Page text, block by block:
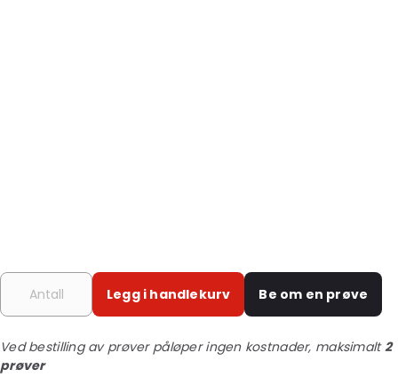
Legg i handlekurv Be om en prøve
Ved bestilling av prøver påløper ingen kostnader, maksimalt2
prøver